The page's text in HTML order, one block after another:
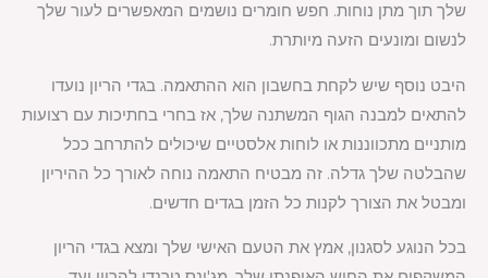
שלך תוך מתן נוחות. חפש חומרים נושמים המאפשרים לעור שלך
לנשום ומונעים הזעה מיותרת.
היבט נוסף שיש לקחת בחשבון הוא ההתאמה. בגדי הריון נועדו
להתאים למבנה הגוף המשתנה שלך, אז בחרי בחתיכות עם רצועות
מותניים מתכווננות או לוחות אלסטיים שיכולים להתרחב ככל
שהבלטה שלך גדלה. זה מבטיח התאמה נוחה לאורך כל ההיריון
ומבטל את הצורך לקנות כל הזמן בגדים חדשים.
בכל הנוגע לסגנון, אמץ את הטעם האישי שלך ומצא בגדי הריון